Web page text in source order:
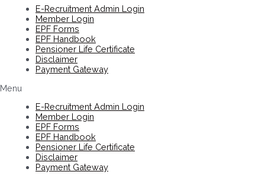
E-Recruitment Admin Login
Member Login
EPF Forms
EPF Handbook
Pensioner Life Certificate
Disclaimer
Payment Gateway
Menu
E-Recruitment Admin Login
Member Login
EPF Forms
EPF Handbook
Pensioner Life Certificate
Disclaimer
Payment Gateway